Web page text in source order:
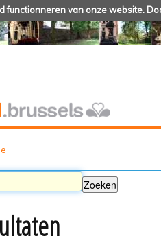
functionneren van onze website.